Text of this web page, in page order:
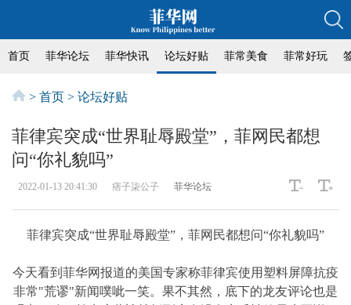
首页 菲华论坛 菲华快讯 论坛好贴 菲常美食 菲常好玩
> 首页 > 论坛好贴
菲律宾突成“世界耻辱殿堂”，菲网民都想
问“你礼貌吗”
2022-01-13 20:41:30 痞子柒公子 菲华论坛
菲律宾突成“世界耻辱殿堂”，菲网民都想问“你礼貌吗”
今天看到菲华网报道的美国专家称菲律宾使用塑料屏障抗疫
非常"荒谬"新闻噗呲一笑。果不其然，底下的龙友评论也是